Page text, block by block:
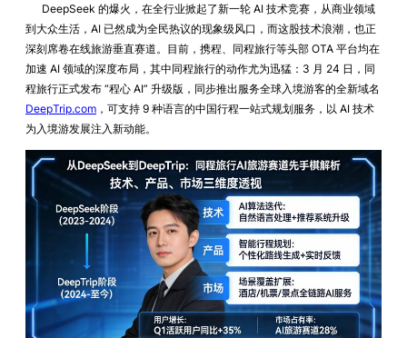
DeepSeek 的爆火，在全行业掀起了新一轮 AI 技术竞赛，从商业领域
到大众生活，AI 已然成为全民热议的现象级风口，而这股技术浪潮，也正
深刻席卷在线旅游垂直赛道。目前，携程、同程旅行等头部 OTA 平台均在
加速 AI 领域的深度布局，其中同程旅行的动作尤为迅猛：3 月 24 日，同
程旅行正式发布 “程心 AI” 升级版，同步推出服务全球入境游客的全新域名
DeepTrip.com ，可支持 9 种语言的中国行程一站式规划服务，以 AI 技术
为入境游发展注入新动能。